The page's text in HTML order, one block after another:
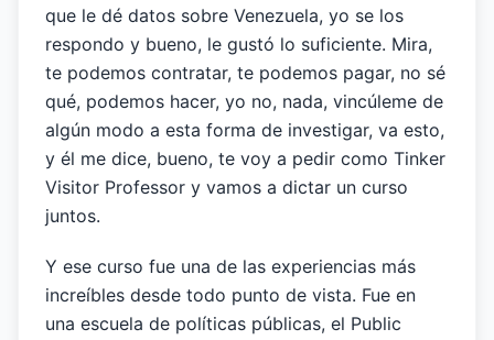
que le dé datos sobre Venezuela, yo se los
respondo y bueno, le gustó lo suficiente. Mira,
te podemos contratar, te podemos pagar, no sé
qué, podemos hacer, yo no, nada, vincúleme de
algún modo a esta forma de investigar, va esto,
y él me dice, bueno, te voy a pedir como Tinker
Visitor Professor y vamos a dictar un curso
juntos.
Y ese curso fue una de las experiencias más
increíbles desde todo punto de vista. Fue en
una escuela de políticas públicas, el Public